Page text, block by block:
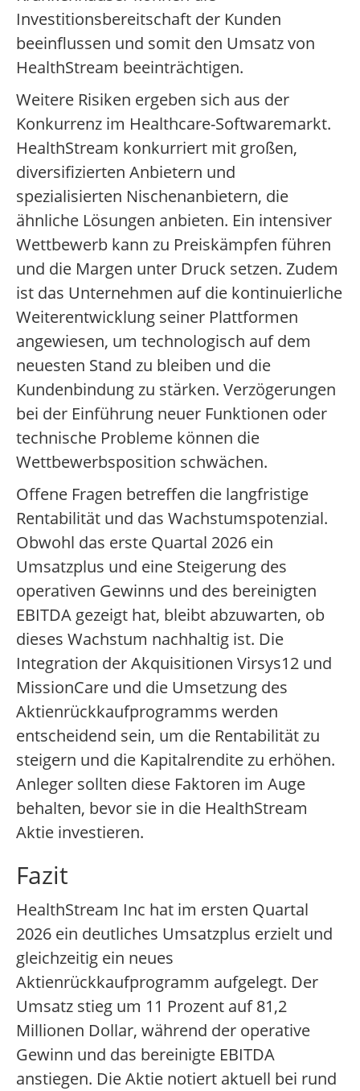
Investitionsbereitschaft der Kunden
beeinflussen und somit den Umsatz von
HealthStream beeinträchtigen.
Weitere Risiken ergeben sich aus der
Konkurrenz im Healthcare-Softwaremarkt.
HealthStream konkurriert mit großen,
diversifizierten Anbietern und
spezialisierten Nischenanbietern, die
ähnliche Lösungen anbieten. Ein intensiver
Wettbewerb kann zu Preiskämpfen führen
und die Margen unter Druck setzen. Zudem
ist das Unternehmen auf die kontinuierliche
Weiterentwicklung seiner Plattformen
angewiesen, um technologisch auf dem
neuesten Stand zu bleiben und die
Kundenbindung zu stärken. Verzögerungen
bei der Einführung neuer Funktionen oder
technische Probleme können die
Wettbewerbsposition schwächen.
Offene Fragen betreffen die langfristige
Rentabilität und das Wachstumspotenzial.
Obwohl das erste Quartal 2026 ein
Umsatzplus und eine Steigerung des
operativen Gewinns und des bereinigten
EBITDA gezeigt hat, bleibt abzuwarten, ob
dieses Wachstum nachhaltig ist. Die
Integration der Akquisitionen Virsys12 und
MissionCare und die Umsetzung des
Aktienrückkaufprogramms werden
entscheidend sein, um die Rentabilität zu
steigern und die Kapitalrendite zu erhöhen.
Anleger sollten diese Faktoren im Auge
behalten, bevor sie in die HealthStream
Aktie investieren.
Fazit
HealthStream Inc hat im ersten Quartal
2026 ein deutliches Umsatzplus erzielt und
gleichzeitig ein neues
Aktienrückkaufprogramm aufgelegt. Der
Umsatz stieg um 11 Prozent auf 81,2
Millionen Dollar, während der operative
Gewinn und das bereinigte EBITDA
anstiegen. Die Aktie notiert aktuell bei rund